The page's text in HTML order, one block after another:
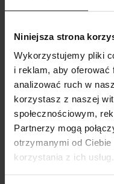
Niniejsza strona
Wykorzystujemy pliki
i reklam, aby oferować
analizować ruch w
korzystasz z naszej
społecznościowym,
Partnerzy mogą
otrzymanymi od
korzystania z ich usług.
Spodnie Damskie z
nogawką w kolorze
Toledo Red
319,00 zł